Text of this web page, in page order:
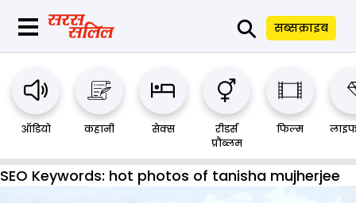
⚲ सब्सक्राइब
ऑडियो कहानी सेक्स
रीडर्स
प्रौब्लम
फिल्म
SEO Keywords: hot photos of tanisha mujherjee